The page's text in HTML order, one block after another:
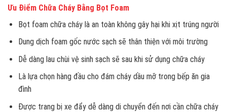
Ưu Điểm Chữa Cháy Bằng Bọt Foam
Bọt foam chữa cháy là an toàn không gây hại khi xịt trúng người
Dung dịch foam gốc nước sạch sẽ thân thiện với môi trường
Dễ dàng lau chùi vệ sinh sạch sẽ sau khi sử dụng chữa cháy
Là lựa chọn hàng đầu cho đám cháy dầu mỡ trong bếp ăn gia
đình
Được trang bị xe đẩy dễ dàng di chuyển đến nơi cần chữa cháy